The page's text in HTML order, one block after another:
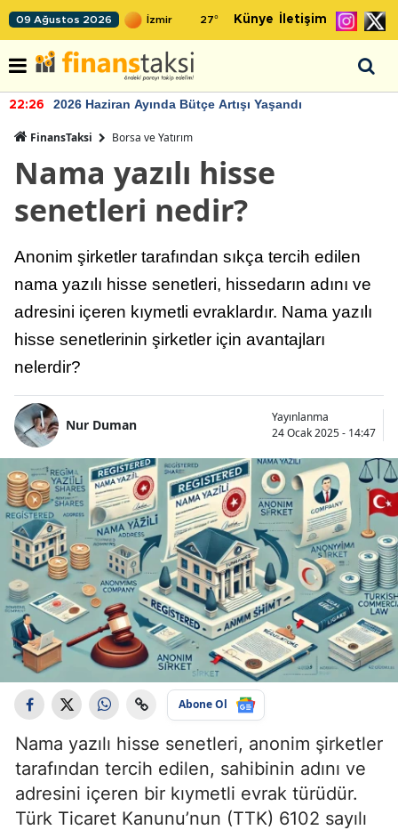
09 Ağustos 2026 27° Künye İletişim
22:26 2026 Haziran Ayında Bütçe Artışı Yaşandı
FinansTaksi Borsa ve Yatırım
Nama yazılı hisse
senetleri nedir?
Anonim şirketler tarafından sıkça tercih edilen
nama yazılı hisse senetleri, hissedarın adını ve
adresini içeren kıymetli evraklardır. Nama yazılı
hisse senetlerinin şirketler için avantajları
nelerdir?
Nur Duman
Yayınlanma
24 Ocak 2025 - 14:47
Abone Ol
Nama yazılı hisse senetleri, anonim şirketler
tarafından tercih edilen, sahibinin adını ve
adresini içeren bir kıymetli evrak türüdür.
Türk Ticaret Kanunu’nun (TTK) 6102 sayılı